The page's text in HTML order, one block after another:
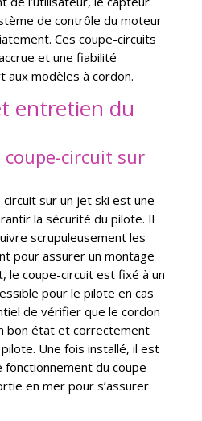
de contrôle du moteur
Ces coupe-circuits
et une fiabilité
modèles à cordon.
entretien du
circuit sur
circuit sur un jet ski est une
la sécurité du pilote. Il
scrupuleusement les
pour assurer un montage
le coupe-circuit est fixé à un
pour le pilote en cas
de vérifier que le cordon
bon état et correctement
Une fois installé, il est
du coupe-
en mer pour s’assurer